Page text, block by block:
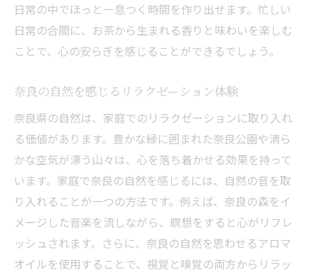
日常の中でほっと一息つく時間を作り出せます。忙しい
日常の合間に、お茶から生まれる香りと味わいを楽しむ
ことで、心の安らぎを感じることができるでしょう。
奈良の自然を感じるリラクゼーション体験
奈良県の自然は、家庭でのリラクゼーションに取り入れ
る価値があります。豊かな緑に囲まれた奈良公園や清ら
かな空気が漂う山々は、心を落ち着かせる効果を持って
います。家庭で奈良の自然を感じるには、自然の音を取
り入れることが一つの方法です。例えば、奈良の森をイ
メージした音楽を流しながら、瞑想をすると心がリフレ
ッシュされます。さらに、奈良の自然を思わせるアロマ
オイルを使用することで、視覚と嗅覚の両方からリラッ